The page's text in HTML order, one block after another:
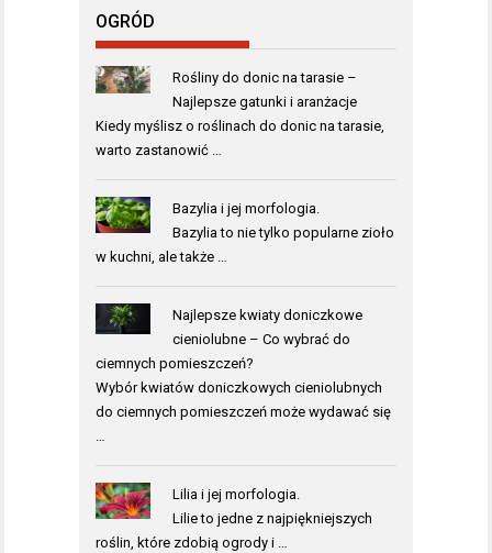
OGRÓD
Rośliny do donic na tarasie –
Najlepsze gatunki i aranżacje
Kiedy myślisz o roślinach do donic na tarasie,
warto zastanowić …
Bazylia i jej morfologia.
Bazylia to nie tylko popularne zioło
w kuchni, ale także …
Najlepsze kwiaty doniczkowe
cieniolubne – Co wybrać do
ciemnych pomieszczeń?
Wybór kwiatów doniczkowych cieniolubnych
do ciemnych pomieszczeń może wydawać się
…
Lilia i jej morfologia.
Lilie to jedne z najpiękniejszych
roślin, które zdobią ogrody i …